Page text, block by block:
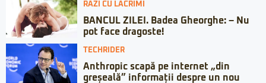
RAZI CU LACRIMI
BANCUL ZILEI. Badea Gheorghe: – Nu
pot face dragoste!
TECHRIDER
Anthropic scapă pe internet „din
greșeală” informații despre un nou